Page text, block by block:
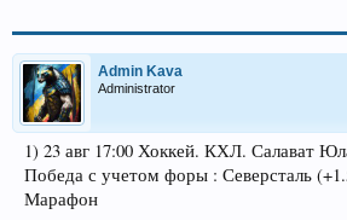
Admin Kava
Administrator
1) 23 авг 17:00 Хоккей. КХЛ. Салават
Победа с учетом форы : Северсталь
Марафон